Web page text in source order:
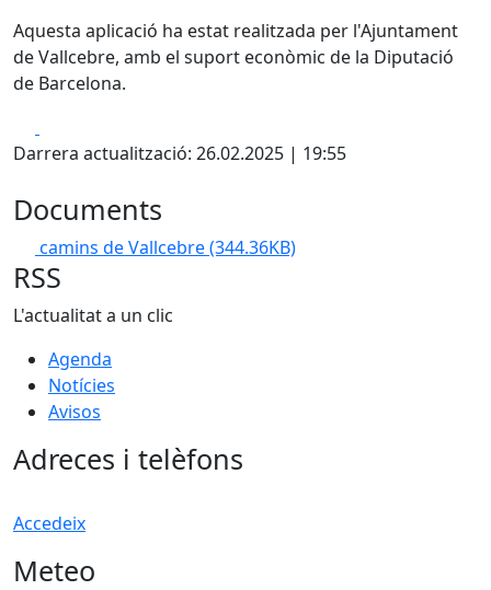
Aquesta aplicació ha estat realitzada per l'Ajuntament
de Vallcebre, amb el suport econòmic de la Diputació
de Barcelona.
Darrera actualització: 26.02.2025 | 19:55
Documents
camins de Vallcebre(344.36KB)
RSS
L'actualitat a un clic
Agenda
Notícies
Avisos
Adreces i telèfons
Accedeix
Meteo